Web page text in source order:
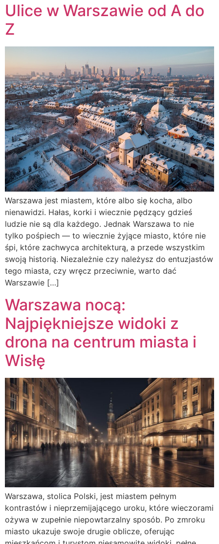
Ulice w Warszawie od A do
Z
Warszawa jest miastem, które albo się kocha, albo
nienawidzi. Hałas, korki i wiecznie pędzący gdzieś
ludzie nie są dla każdego. Jednak Warszawa to nie
tylko pośpiech — to wiecznie żyjące miasto, które nie
śpi, które zachwyca architekturą, a przede wszystkim
swoją historią. Niezależnie czy należysz do entuzjastów
tego miasta, czy wręcz przeciwnie, warto dać
Warszawie […]
Warszawa nocą:
Najpiękniejsze widoki z
drona na centrum miasta i
Wisłę
Warszawa, stolica Polski, jest miastem pełnym
kontrastów i nieprzemijającego uroku, które wieczorami
ożywa w zupełnie niepowtarzalny sposób. Po zmroku
miasto ukazuje swoje drugie oblicze, oferując